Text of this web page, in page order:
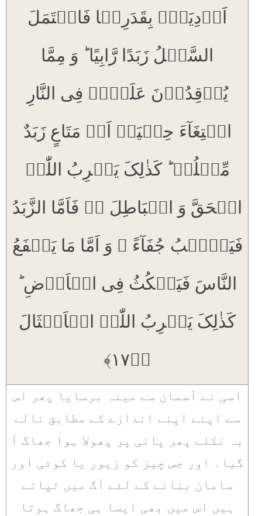
اَوۡدِیَۃٌۢ بِقَدَرِہَا فَاحۡتَمَلَ
السَّیۡلُ زَبَدًا رَّابِیًا ؕ وَ مِمَّا
یُوۡقِدُوۡنَ عَلَیۡہِ فِی النَّارِ
ابۡتِغَآءَ حِلۡیَۃٍ اَوۡ مَتَاعٍ زَبَدٌ
مِّثۡلُہٗ ؕ کَذٰلِکَ یَضۡرِبُ اللّٰہُ
الۡحَقَّ وَ الۡبَاطِلَ ۬ؕ فَاَمَّا الزَّبَدُ
فَیَذۡہَبُ جُفَآءً ۚ وَ اَمَّا مَا یَنۡفَعُ
النَّاسَ فَیَمۡکُثُ فِی الۡاَرۡضِ ؕ
کَذٰلِکَ یَضۡرِبُ اللّٰہُ الۡاَمۡثَالَ
﴿ؕ۱۷﴾
اسی نے آسمان سے مینہ برسایا پھر اس
سے اپنے اپنے اندازے کے مطابق نالے
بہ نکلے پھر پانی پر پھولا ہوا جھاگ آ
گیا۔ اور جس چیز کو زیور یا کوئی اور
سامان بنانے کے لئے آگ میں تپاتے
ہیں اس میں بھی ایسا ہی جھاگ ہوتا